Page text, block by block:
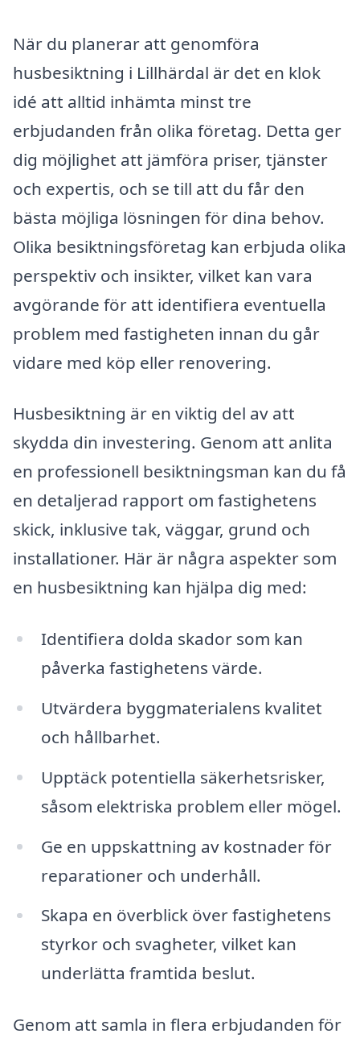
När du planerar att genomföra
husbesiktning i Lillhärdal är det en klok
idé att alltid inhämta minst tre
erbjudanden från olika företag. Detta ger
dig möjlighet att jämföra priser, tjänster
och expertis, och se till att du får den
bästa möjliga lösningen för dina behov.
Olika besiktningsföretag kan erbjuda olika
perspektiv och insikter, vilket kan vara
avgörande för att identifiera eventuella
problem med fastigheten innan du går
vidare med köp eller renovering.
Husbesiktning är en viktig del av att
skydda din investering. Genom att anlita
en professionell besiktningsman kan du få
en detaljerad rapport om fastighetens
skick, inklusive tak, väggar, grund och
installationer. Här är några aspekter som
en husbesiktning kan hjälpa dig med:
Identifiera dolda skador som kan
påverka fastighetens värde.
Utvärdera byggmaterialens kvalitet
och hållbarhet.
Upptäck potentiella säkerhetsrisker,
såsom elektriska problem eller mögel.
Ge en uppskattning av kostnader för
reparationer och underhåll.
Skapa en överblick över fastighetens
styrkor och svagheter, vilket kan
underlätta framtida beslut.
Genom att samla in flera erbjudanden för